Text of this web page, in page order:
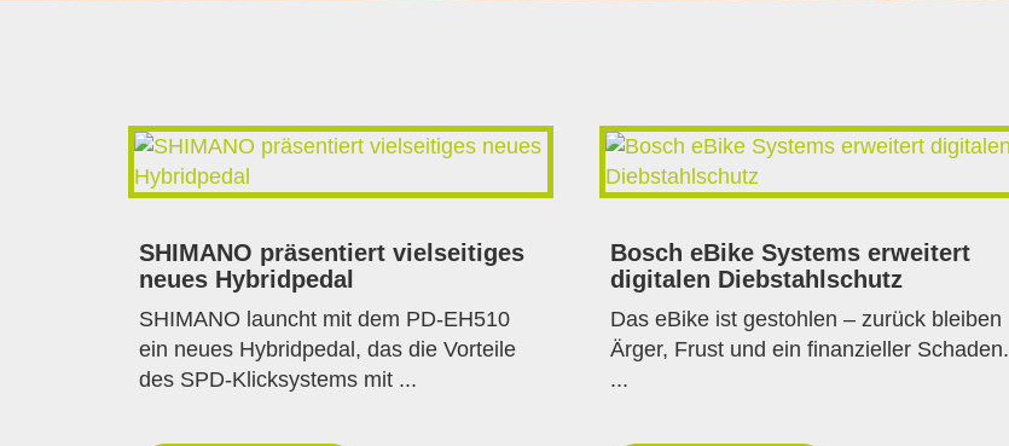
SHIMANO präsentiert vielseitiges
neues Hybridpedal
SHIMANO launcht mit dem PD-EH510
ein neues Hybridpedal, das die Vorteile
des SPD-Klicksystems mit ...
Bosch eBike Systems erweitert
digitalen Diebstahlschutz
Das eBike ist gestohlen – zurück bleiben
Ärger, Frust und ein finanzieller Schaden.
...